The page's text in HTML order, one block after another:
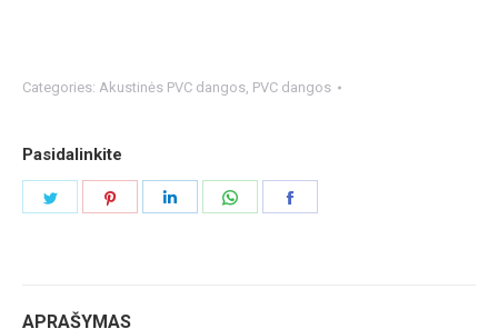
Categories: Akustinės PVC dangos, PVC dangos
Pasidalinkite
APRAŠYMAS